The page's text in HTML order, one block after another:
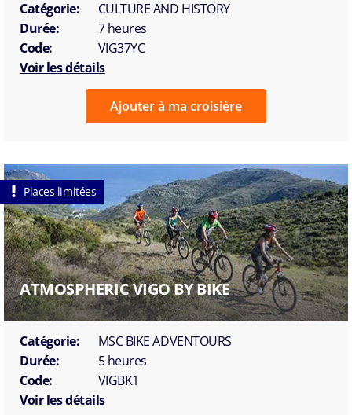
Catégorie:
CULTURE AND HISTORY
Durée:
7 heures
Code:
VIG37YC
Voir les détails
Ajouter à ma croisière
Places limitées
ATMOSPHERIC VIGO BY BIKE
Catégorie:
MSC BIKE ADVENTOURS
Durée:
5 heures
Code:
VIGBK1
Voir les détails